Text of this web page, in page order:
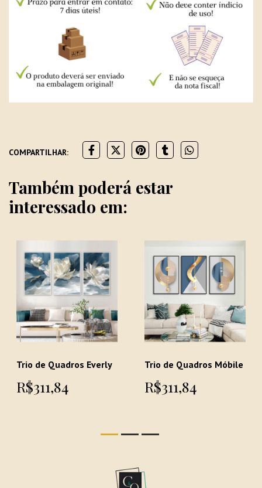
COMPARTILHAR:
Também poderá estar
interessado em:
Trio de Quadros Everly
R$311,84
Trio de Quadros Móbile
R$311,84